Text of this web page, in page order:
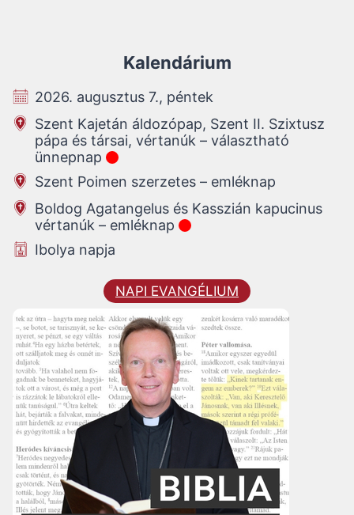
Kalendárium
2026. augusztus 7., péntek
Szent Kajetán áldozópap, Szent II. Szixtusz
pápa és társai, vértanúk – választható
ünnepnap
Szent Poimen szerzetes – emléknap
Boldog Agatangelus és Kasszián kapucinus
vértanúk – emléknap
Ibolya napja
NAPI EVANGÉLIUM